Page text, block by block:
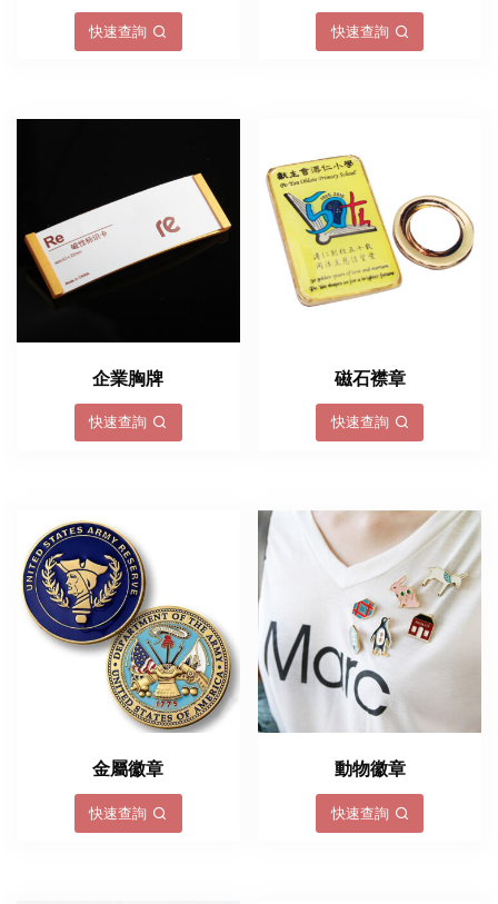
快速查詢 快速查詢
企業胸牌
快速查詢
磁石襟章
快速查詢
金屬徽章
快速查詢
動物徽章
快速查詢